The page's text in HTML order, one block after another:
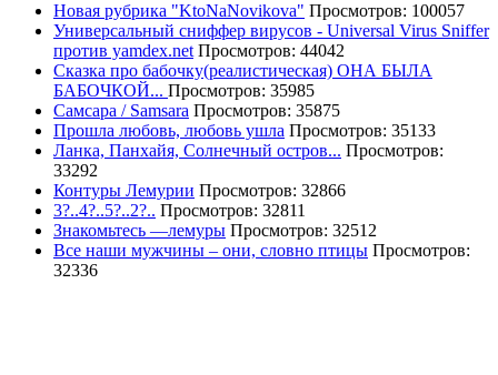
Новая рубрика "KtoNaNovikova" Просмотров: 100057
Универсальный сниффер вирусов - Universal Virus Sniffer
против yamdex.net Просмотров: 44042
Сказка про бабочку(реалистическая) ОНА БЫЛА
БАБОЧКОЙ... Просмотров: 35985
Самсара / Samsara Просмотров: 35875
Прошла любовь, любовь ушла Просмотров: 35133
Ланка, Панхайя, Солнечный остров... Просмотров:
33292
Контуры Лемурии Просмотров: 32866
3?..4?..5?..2?.. Просмотров: 32811
Знакомьтесь —лемуры Просмотров: 32512
Все наши мужчины – они, словно птицы Просмотров:
32336